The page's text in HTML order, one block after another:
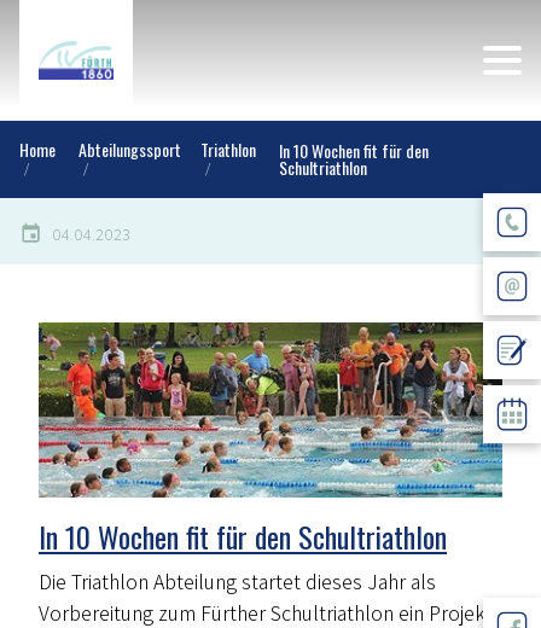
Home Abteilungssport Triathlon In 10 Wochen fit für den
Schultriathlon
04.04.2023
In 10 Wochen fit für den Schultriathlon
Die Triathlon Abteilung startet dieses Jahr als
Vorbereitung zum Fürther Schultriathlon ein Projekt